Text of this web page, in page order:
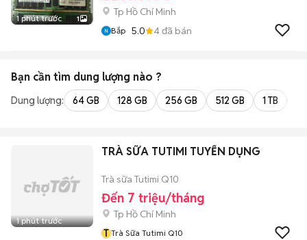
1 phút trước 1
Tp Hồ Chí Minh
Bắp 5.0 4đã bán
Bạn cần tìm dung lượng nào ?
Dung lượng: 64 GB 128 GB 256 GB 512 GB 1 TB
1 phút trước
TRÀ SỮA TUTIMI TUYỂN DỤNG
Trà sữa Tutimi Q10
Đến 7 triệu/tháng
Tp Hồ Chí Minh
T
Trà Sữa Tutimi Q10